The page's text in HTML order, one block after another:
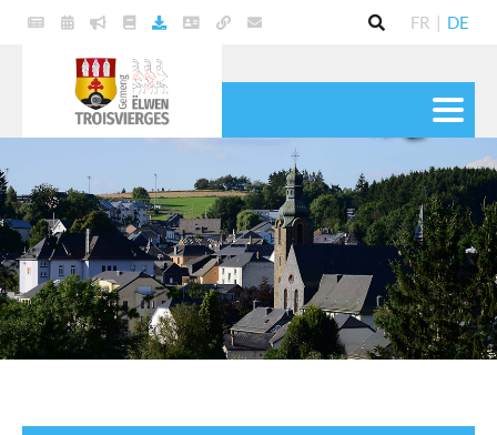
FR | DE
GEMEINDE
DIENSTE
LEBEN